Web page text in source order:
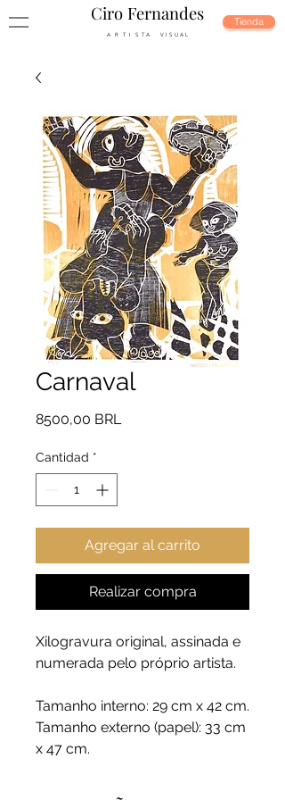
Ciro Fernandes
A R T I S T A V I S U A L
Tienda
Carnaval
8500,00 BRL
Cantidad *
Agregar al carrito
Realizar compra
Xilogravura original, assinada e
numerada pelo próprio artista.
Tamanho interno: 29 cm x 42 cm.
Tamanho externo (papel): 33 cm
x 47 cm.